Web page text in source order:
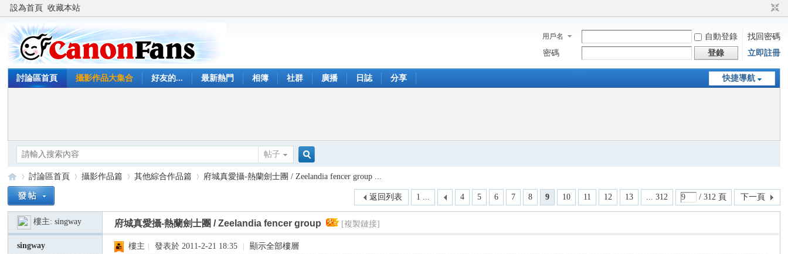
設為首頁 收藏本站
用戶名 自動登錄
找回密碼
密碼
登錄 立即註冊
快捷導航
討論區首頁 攝影作品大集合 好友的... 最新熱門 相簿 社群 廣播 日誌 分享
帖子
搜
索
»
討論區首頁
›
攝影作品篇
›
其他綜合作品篇
›
府城真愛攝-熱蘭劍士團 / Zeelandia fencer group ...
1 ... 4 5 6 7 8 9 10 11 12 13 ... 312 / 312 頁 下一頁
返回列表
樓主:singway 府城真愛攝-熱蘭劍士團 / Zeelandia fencer group [複製鏈接]
singway 樓主 發表於 2011-2-21 18:35 顯示全部樓層